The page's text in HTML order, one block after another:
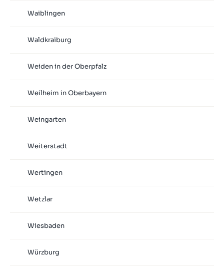
Waiblingen
Waldkraiburg
Weiden in der Oberpfalz
Weilheim in Oberbayern
Weingarten
Weiterstadt
Wertingen
Wetzlar
Wiesbaden
Würzburg